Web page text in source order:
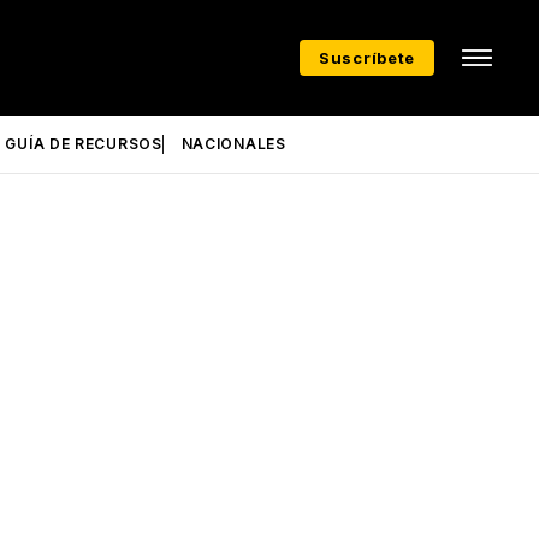
Suscríbete
GUÍA DE RECURSOS NACIONALES